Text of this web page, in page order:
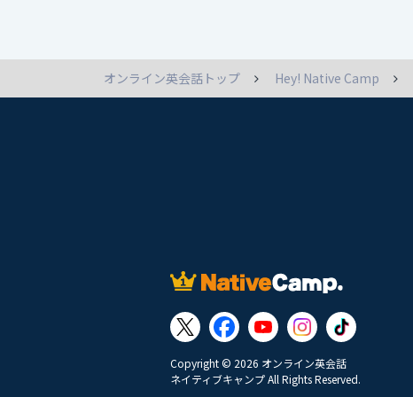
オンライン英会話トップ Hey! Native Camp
Copyright © 2026 オンライン英会話
ネイティブキャンプ All Rights Reserved.